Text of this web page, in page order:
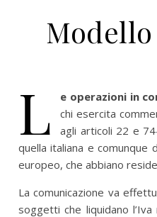
L e operazioni in
chi esercita
agli articoli 22 e
quella italiana e comunque
europeo, che abbiano
La comunicazione va
soggetti che liquidano